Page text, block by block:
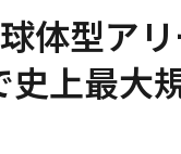
体型ア
史上最大